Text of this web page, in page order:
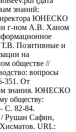
знаний:
директора ЮНЕСКО
г-ном A.B. Ханом
Позитивные и
на
обществе //
вопросы
351. От
знания. ЮНЕСКО
обществу:
С. 82-84.
/ Рушан Сафин,
URL: